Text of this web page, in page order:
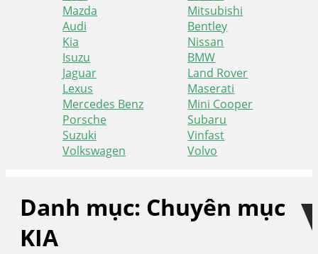
Mazda
Mitsubishi
Audi
Bentley
Kia
Nissan
Isuzu
BMW
Jaguar
Land Rover
Lexus
Maserati
Mercedes Benz
Mini Cooper
Porsche
Subaru
Suzuki
Vinfast
Volkswagen
Volvo
navigation
content
Danh mục: Chuyên mục
KIA